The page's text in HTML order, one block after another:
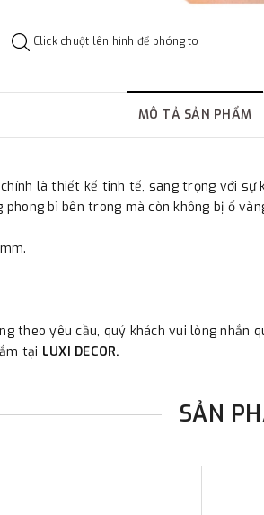
Click chuột lên hình để phóng to
MÔ TẢ SẢN PHẨM
là thiết kế tinh tế, sang trọng với
phong bì bên trong mà còn không bị ố
theo yêu cầu, quý khách vui lòng nhắn
tại LUXI DECOR.
SẢN